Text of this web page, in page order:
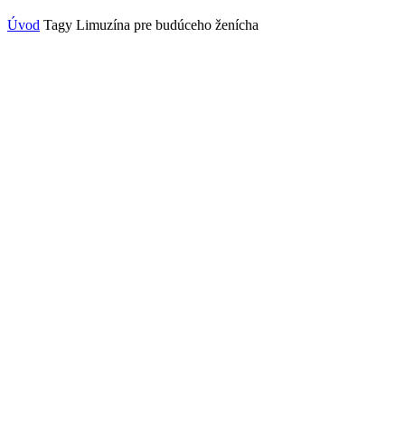
Úvod Tagy Limuzína pre budúceho ženícha